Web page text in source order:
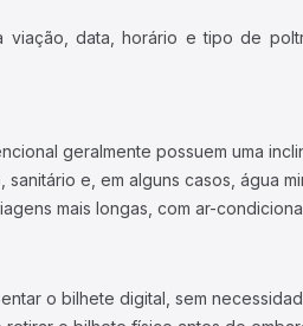
data, horário e tipo de
geralmente possuem uma
e, em alguns casos, água
mais longas, com ar-
o bilhete digital, sem